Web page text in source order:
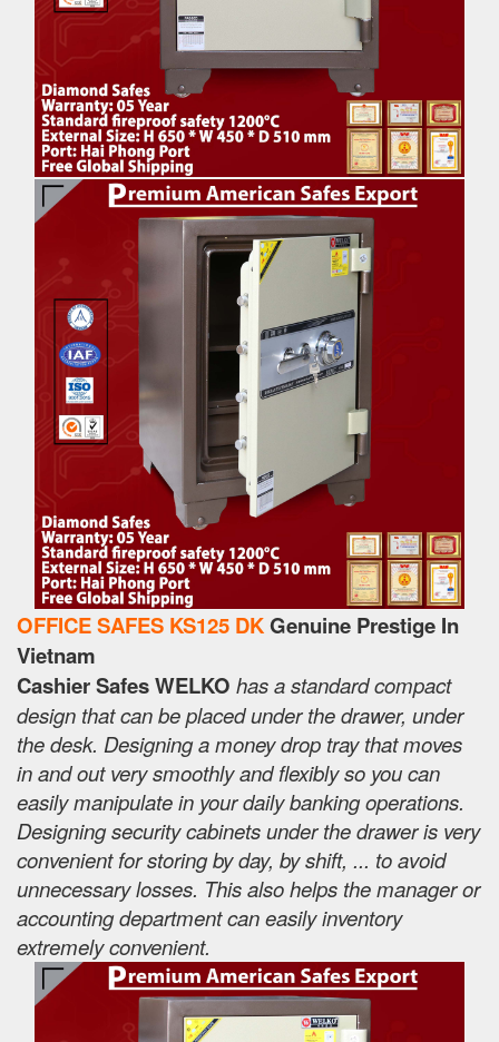
OFFICE SAFES KS125 DKGenuine Prestige In
Vietnam
Cashier Safes WELKO has a standard compact
design that can be placed under the drawer, under
the desk. Designing a money drop tray that moves
in and out very smoothly and flexibly so you can
easily manipulate in your daily banking operations.
Designing security cabinets under the drawer is very
convenient for storing by day, by shift, ... to avoid
unnecessary losses. This also helps the manager or
accounting department can easily inventory
extremely convenient.